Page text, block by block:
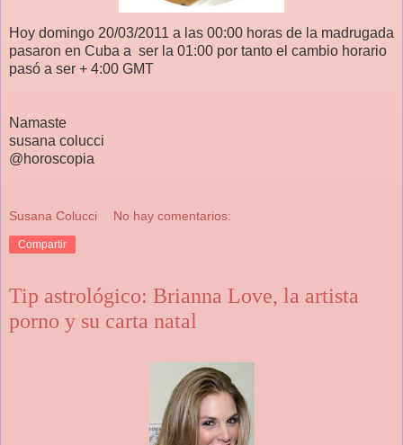
Hoy domingo 20/03/2011 a las 00:00 horas de la madrugada
pasaron en Cuba a ser la 01:00 por tanto el cambio horario
pasó a ser + 4:00 GMT
Namaste
susana colucci
@horoscopia
Susana Colucci No hay comentarios:
Compartir
Tip astrológico: Brianna Love, la artista
porno y su carta natal